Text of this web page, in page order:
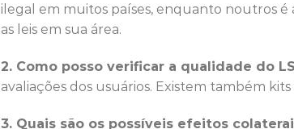
ilegal em muitos países, enquanto noutros é
as leis em sua área.
2. Como posso verificar a qualidade do
avaliações dos usuários. Existem também
3. Quais são os possíveis efeitos